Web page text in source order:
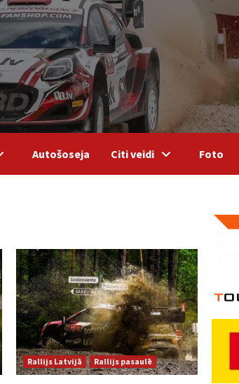
Autošoseja Citi veidi Foto
Rallijs Latvijā Rallijs pasaulē